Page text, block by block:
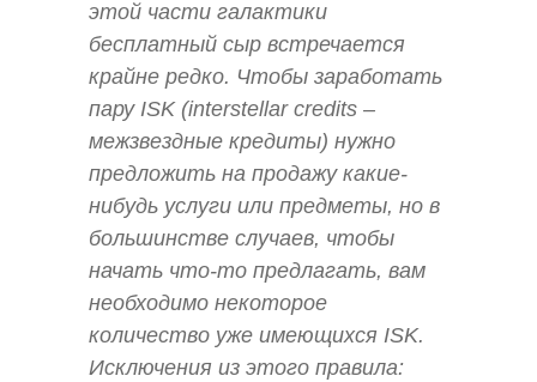
этой части галактики
бесплатный сыр встречается
крайне редко. Чтобы заработать
пару ISK (interstellar credits –
межзвездные кредиты) нужно
предложить на продажу какие-
нибудь услуги или предметы, но в
большинстве случаев, чтобы
начать что-то предлагать, вам
необходимо некоторое
количество уже имеющихся ISK.
Исключения из этого правила: